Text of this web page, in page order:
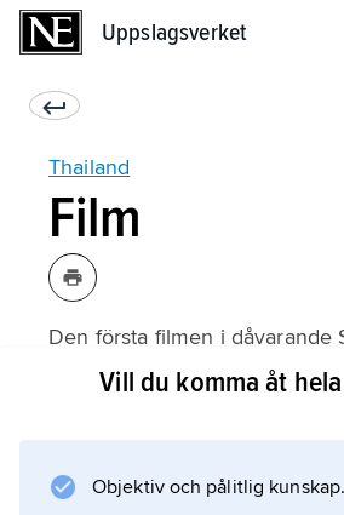
Uppslagsverket
Thailand
Film
Den första filmen i dåvarande
redan 1900 av en yngre bror
Krung Talkie Film Company
Vill du komma åt
Objektiv och pålitlig kunskap.